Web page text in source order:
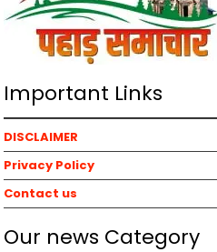
Important Links
DISCLAIMER
Privacy Policy
Contact us
Our news Category